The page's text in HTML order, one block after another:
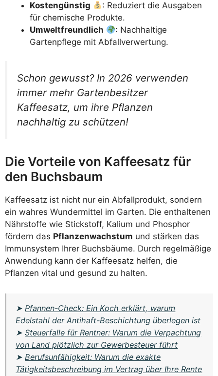
Kostengünstig
: Reduziert die Ausgaben
für chemische Produkte.
Umweltfreundlich
: Nachhaltige
Gartenpflege mit Abfallverwertung.
Schon gewusst? In 2026 verwenden
immer mehr Gartenbesitzer
Kaffeesatz, um ihre Pflanzen
nachhaltig zu schützen!
Die Vorteile von Kaffeesatz für
den Buchsbaum
Kaffeesatz ist nicht nur ein Abfallprodukt, sondern
ein wahres Wundermittel im Garten. Die enthaltenen
Nährstoffe wie Stickstoff, Kalium und Phosphor
fördern das Pflanzenwachstum und stärken das
Immunsystem Ihrer Buchsbäume. Durch regelmäßige
Anwendung kann der Kaffeesatz helfen, die
Pflanzen vital und gesund zu halten.
➤Pfannen-Check: Ein Koch erklärt, warum
Edelstahl der Antihaft-Beschichtung überlegen ist
➤Steuerfalle für Rentner: Warum die Verpachtung
von Land plötzlich zur Gewerbesteuer führt
➤Berufsunfähigkeit: Warum die exakte
Tätigkeitsbeschreibung im Vertrag über Ihre Rente